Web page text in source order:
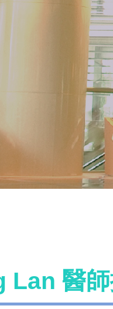
醫